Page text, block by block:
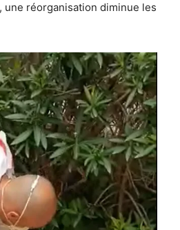
une réorganisation diminue les